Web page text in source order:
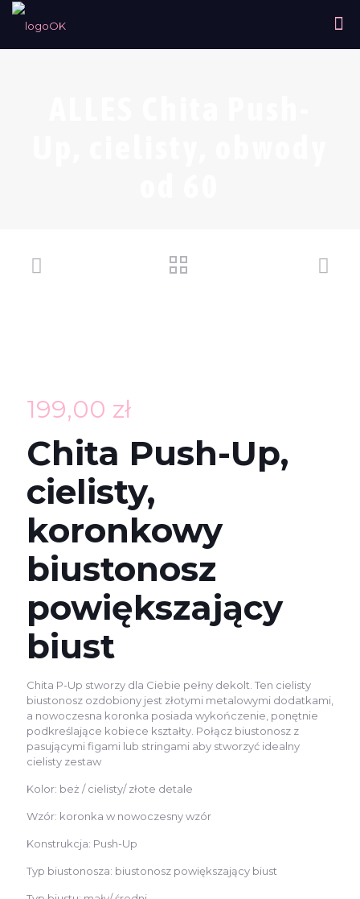
199,00 zł
Chita Push-Up,
cielisty,
koronkowy
biustonosz
powiększający
biust
Chita P-Up stworzy dla Ciebie pełny dekolt. Ten cielisty
biustonosz ozdobiony jest złotymi metalowymi dodatkami,
a nowoczesna koronka posiada wykończenie, ponętnie
podkreślające kobiece kształty. Połącz biustonosz z
pasującymi figami lub stringami aby stworzyć idealny
cielisty zestaw
Kolor: beż / cielisty/ złote detale
Wzór: koronka w nowoczesny wzór
Konstrukcja: Push-Up
Typ biustonosza: biustonosz powiększający biust